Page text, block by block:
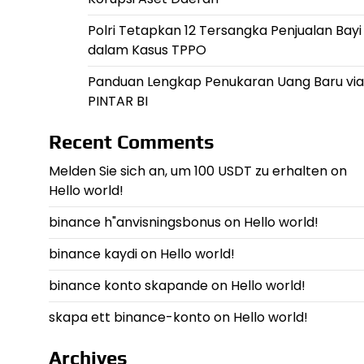
Polri Tetapkan 12 Tersangka Penjualan Bayi
dalam Kasus TPPO
Panduan Lengkap Penukaran Uang Baru via
PINTAR BI
Recent Comments
Melden Sie sich an, um 100 USDT zu erhaltenon
Hello world!
binance h"anvisningsbonuson Hello world!
binance kaydion Hello world!
binance konto skapandeon Hello world!
skapa ett binance-kontoon Hello world!
Archives